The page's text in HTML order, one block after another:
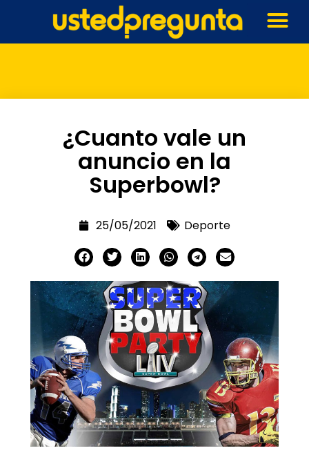
¿Cuanto vale un
anuncio en la
Superbowl?
25/05/2021 Deporte